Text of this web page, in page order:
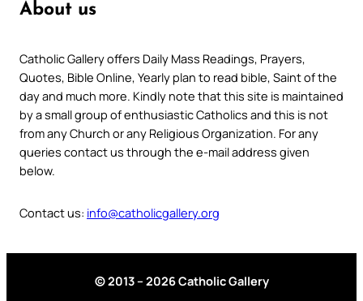
About us
Catholic Gallery offers Daily Mass Readings, Prayers,
Quotes, Bible Online, Yearly plan to read bible, Saint of the
day and much more. Kindly note that this site is maintained
by a small group of enthusiastic Catholics and this is not
from any Church or any Religious Organization. For any
queries contact us through the e-mail address given
below.
Contact us: info@catholicgallery.org
© 2013 – 2026 Catholic Gallery